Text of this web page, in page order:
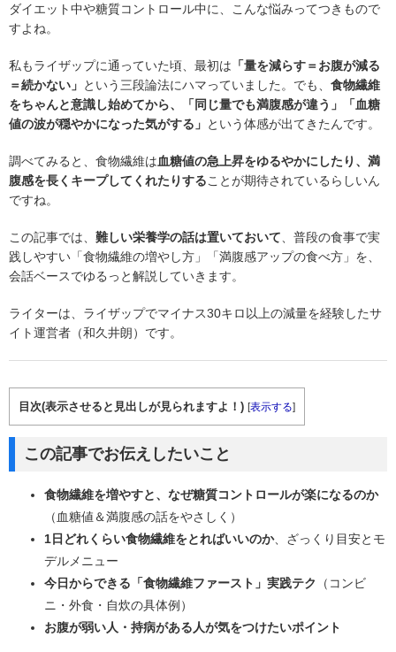
ダイエット中や糖質コントロール中に、こんな悩みってつきもので
すよね。
私もライザップに通っていた頃、最初は 「量を減らす＝お腹が減る
＝続かない」 という三段論法にハマっていました。でも、 食物繊維
をちゃんと意識し始めてから、「同じ量でも満腹感が違う」「血糖
値の波が穏やかになった気がする」 という体感が出てきたんです。
調べてみると、食物繊維は血糖値の急上昇をゆるやかにしたり、満
腹感を長くキープしてくれたりすることが期待されているらしいん
ですね。
この記事では、 難しい栄養学の話は置いておいて 、普段の食事で実
践しやすい「食物繊維の増やし方」「満腹感アップの食べ方」を、
会話ベースでゆるっと解説していきます。
ライターは、ライザップでマイナス30キロ以上の減量を経験したサ
イト運営者（和久井朗）です。
目次(表示させると見出しが見られますよ！) [表示する]
この記事でお伝えしたいこと
食物繊維を増やすと、なぜ糖質コントロールが楽になるのか
（血糖値＆満腹感の話をやさしく）
1日どれくらい食物繊維をとればいいのか、ざっくり目安とモ
デルメニュー
今日からできる「食物繊維ファースト」実践テク
（コンビ
ニ・外食・自炊の具体例）
お腹が弱い人・持病がある人が気をつけたいポイント